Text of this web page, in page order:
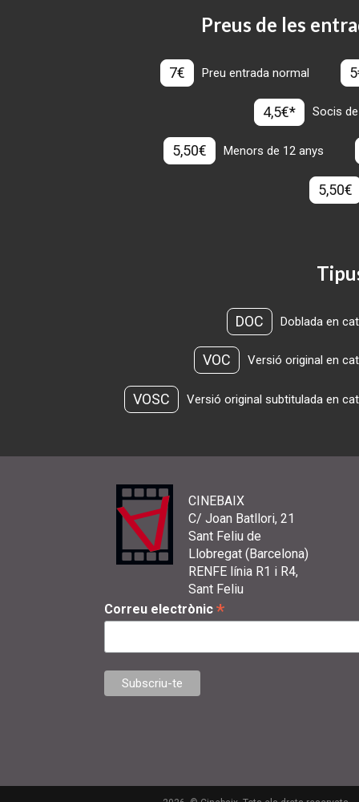
Preus de les
7€ Preu entrada normal
4,5€* Socis
5,50€ Menors de 12 anys
5,50€
DOC Doblada en
VOC Versió original en
VOSC Versió original subtitulada en
CINEBAIX
C/ Joan Batllori, 21
Sant Feliu de
Llobregat (Barcelona)
RENFE línia R1 i R4,
Sant Feliu
Correu electrònic *